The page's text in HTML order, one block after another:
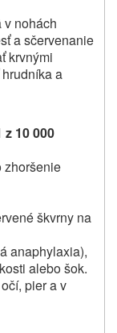
v nohách
a sčervenanie
krvnými
a
10 000
zhoršenie
škvrny na
anaphylaxia),
alebo šok.
pier a v